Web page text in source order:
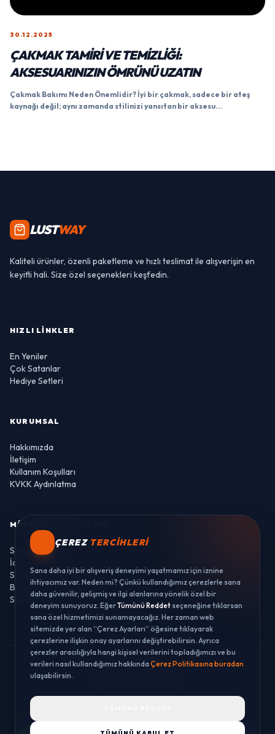
30.12.2025
ÇAKMAK TAMIRI VE TEMIZLIĞI:
AKSESUARINIZIN ÖMRÜNÜ UZATIN
Çakmak Bakımı Neden Önemlidir? İyi bir çakmak, sadece bir ateş
kaynağı değil; aynı zamanda stilinizi yansıtan bir aksesu...
LUSTWAY
Kaliteli ürünler, özenli paketleme ve hızlı teslimat ile alışverişin en
keyifli hali. Size özel seçenekleri keşfedin.
HIZLI LINKLER
En Yeniler
Çok Satanlar
Hediye Setleri
KURUMSAL
Hakkımızda
İletişim
Kullanım Koşulları
KVKK Aydınlatma
MÜŞTERI HIZMETLERI
Sipariş Takibi
İade ve Değişim
Sıkça Sorulan Sorular
Banka Hesaplarımız
Sipariş Takibi
© 2026 LUSTWAY. TÜM HAKLARI SAKLIDIR.
ÇEREZ TERCIHLERI
Sana daha iyi bir alışveriş deneyimi yaşatmamız için iznine
ihtiyacımız var. Neden mi? Çünkü kullandığımız çerezlerle sana
daha güvenilir, gelişmiş ve ilgi alanlarına yönelik özel bir
deneyim sunuyoruz. EğerTümünü Reddet seçeneğine tıklarsan
sana özel hizmetimizi sunamayacağız. Her zaman web
sitemizde yer alan “Çerez Ayarları” öğesine tıklayarak
çerezlerine ilişkin onay ayarlarını değiştirebilirsin. Ayrıca
çerezler aracılığıyla hangi kişisel verilerini topladığımızı ve bu
verileri nasıl kullandığımız hakkındaÇerez Politikasına buradan
ulaşabilirsin.